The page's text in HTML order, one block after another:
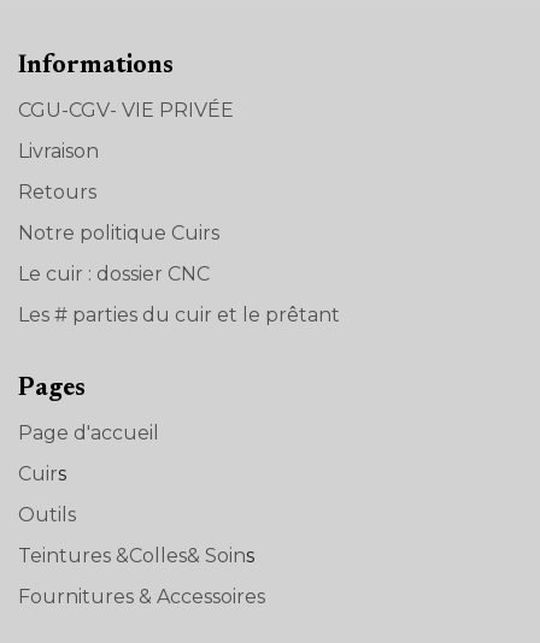
Informations
CGU-CGV- VIE PRIVÉE
Livraison
Retours
Notre politique Cuirs
Le cuir : dossier CNC
Les # parties du cuir et le prêtant
Pages
Page d'accueil
Cuirs
Outils
Teintures &Colles& Soins
Fournitures & Accessoires